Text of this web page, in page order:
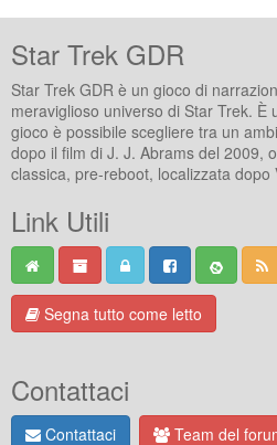
Star Trek GDR
Star Trek GDR è un gioco di
meraviglioso universo di Star Trek. È
gioco è possibile scegliere tra un
dopo il film di J. J. Abrams del 2009,
classica, pre-reboot, localizzata dopo
Link Utili
Segna tutto come letto
Contattaci
Contattaci Team del